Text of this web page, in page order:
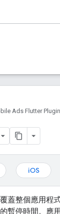
Ads Flutter Plugin
iOS
蓋整個應用程
暫停時間。應